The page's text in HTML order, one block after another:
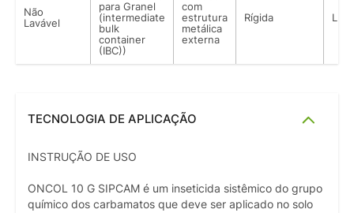
Não
Lavável
para Granel
(intermediate
bulk
container
(IBC))
com
estrutura
metálica
externa
Rígida
TECNOLOGIA DE APLICAÇÃO
INSTRUÇÃO DE USO
ONCOL 10 G SIPCAM é um inseticida sistêmico do grupo
químico dos carbamatos que deve ser aplicado no solo